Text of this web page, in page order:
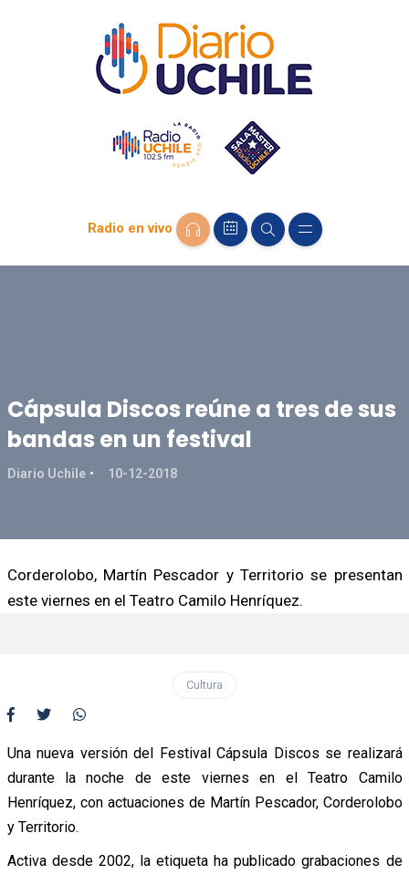
Radio en vivo
Cápsula Discos reúne a tres de sus
bandas en un festival
Diario Uchile 10-12-2018
Corderolobo, Martín Pescador y Territorio se presentan
este viernes en el Teatro Camilo Henríquez.
Cultura
Una nueva versión del Festival Cápsula Discos se realizará
durante la noche de este viernes en el Teatro Camilo
Henríquez, con actuaciones de Martín Pescador, Corderolobo
y Territorio.
Activa desde 2002, la etiqueta ha publicado grabaciones de